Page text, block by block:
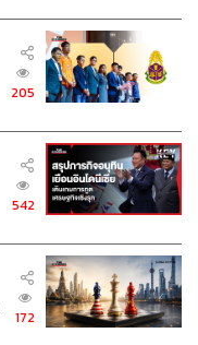
205
542
172